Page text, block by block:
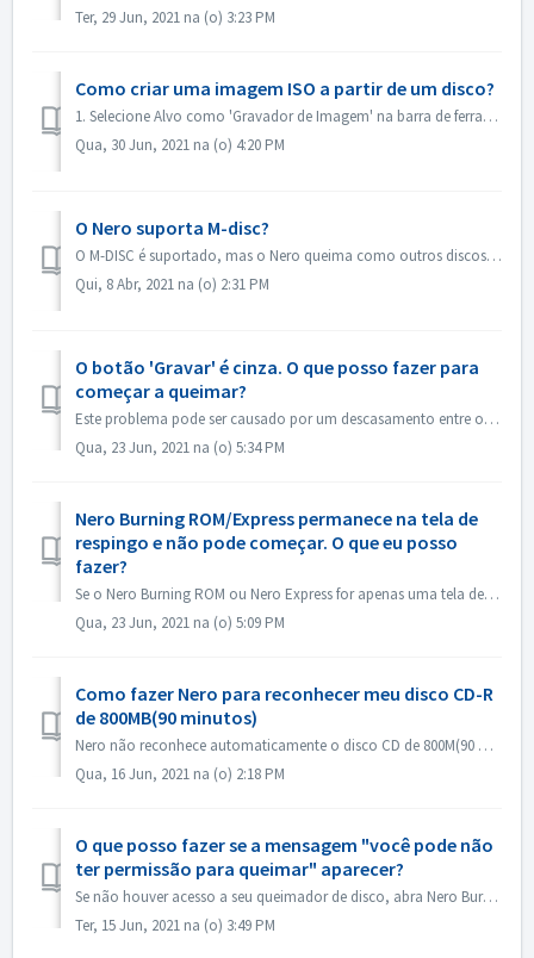
Ter, 29 Jun, 2021 na (o) 3:23 PM
Como criar uma imagem ISO a partir de um disco?
1. Selecione Alvo como 'Gravador de Imagem' na barra de ferramentas. 2. Insira seu disco de origem para dirigir. Clique em Copiar na barra de fer...
Qua, 30 Jun, 2021 na (o) 4:20 PM
O Nero suporta M-disc?
O M-DISC é suportado, mas o Nero queima como outros discos comuns. Não há tratamento especial para isso.
Qui, 8 Abr, 2021 na (o) 2:31 PM
O botão 'Gravar' é cinza. O que posso fazer para
começar a queimar?
Este problema pode ser causado por um descasamento entre o arquivo do projeto e seu tipo de projeto. Por favor, tente outros tipos de projeto para ver se há...
Qua, 23 Jun, 2021 na (o) 5:34 PM
Nero Burning ROM/Express permanece na tela de
respingo e não pode começar. O que eu posso
fazer?
Se o Nero Burning ROM ou Nero Express for apenas uma tela de respingo, mas não houver nenhuma janela de aplicação, verifique se há algum drive de disco que ...
Qua, 23 Jun, 2021 na (o) 5:09 PM
Como fazer Nero para reconhecer meu disco CD-R
de 800MB(90 minutos)
Nero não reconhece automaticamente o disco CD de 800M(90 minutos). Ainda é detectado como 700M(80minutos) agora. Se você precisar queimar um disco completo...
Qua, 16 Jun, 2021 na (o) 2:18 PM
O que posso fazer se a mensagem "você pode não
ter permissão para queimar" aparecer?
Se não houver acesso a seu queimador de disco, abra Nero Burning ROM ou Nero Express, a mensagem de erro aparece. Como resolver isto: Sob a conta de adm...
Ter, 15 Jun, 2021 na (o) 3:49 PM